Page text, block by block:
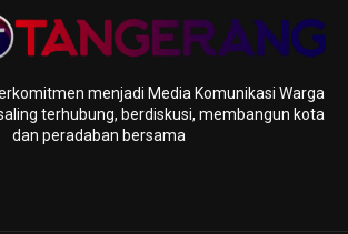
menjadi Media Komunikasi Warga
terhubung, berdiskusi, membangun kota
dan peradaban bersama